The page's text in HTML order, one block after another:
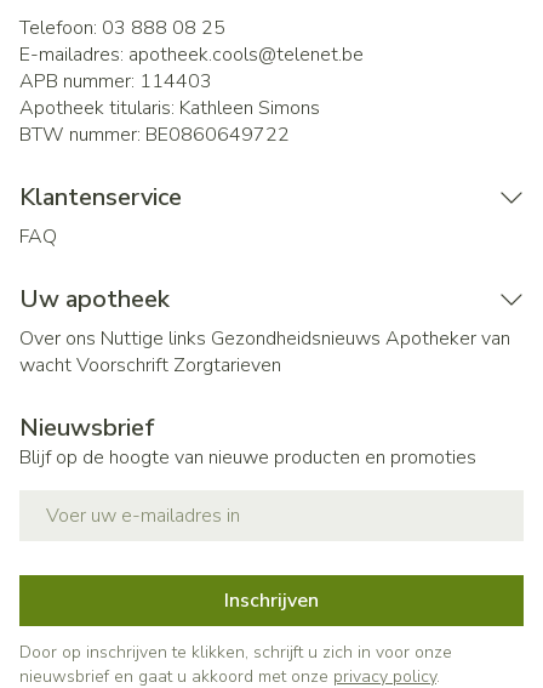
Telefoon: 03 888 08 25
E-mailadres: apotheek.cools@telenet.be
APB nummer: 114403
Apotheek titularis: Kathleen Simons
BTW nummer: BE0860649722
Klantenservice
FAQ
Uw apotheek
Over ons Nuttige links Gezondheidsnieuws Apotheker van
wachtVoorschrift Zorgtarieven
Nieuwsbrief
Blijf op de hoogte van nieuwe producten en promoties
Inschrijven
Door op inschrijven te klikken, schrijft u zich in voor onze
nieuwsbrief en gaat u akkoord met onze privacy policy.